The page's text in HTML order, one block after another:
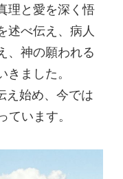
理と愛を深く悟
述べ伝え、病人
、神の願われる
ました。
え始め、今では
います。